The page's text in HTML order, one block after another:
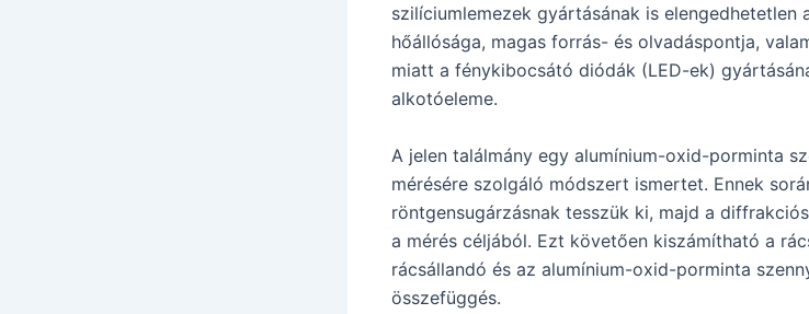
szilíciumlemezek gyártásának is elengedhetetlen
hőállósága, magas forrás- és olvadáspontja,
miatt a fénykibocsátó diódák (LED-ek)
alkotóeleme.
A jelen találmány egy alumínium-oxid-porminta
mérésére szolgáló módszert ismertet. Ennek
röntgensugárzásnak tesszük ki, majd a
a mérés céljából. Ezt követően kiszámítható a
rácsállandó és az alumínium-oxid-porminta
összefüggés.